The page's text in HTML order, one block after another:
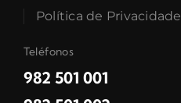
Política de Privacidade
Teléfonos
982 501 001